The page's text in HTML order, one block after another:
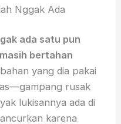
Nggak Ada
ada satu pun
bertahan
yang dia pakai
rusak
lukisannya ada di
karena